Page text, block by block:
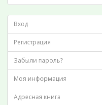
Вход
Регистрация
Забыли пароль?
Моя информация
Адресная книга